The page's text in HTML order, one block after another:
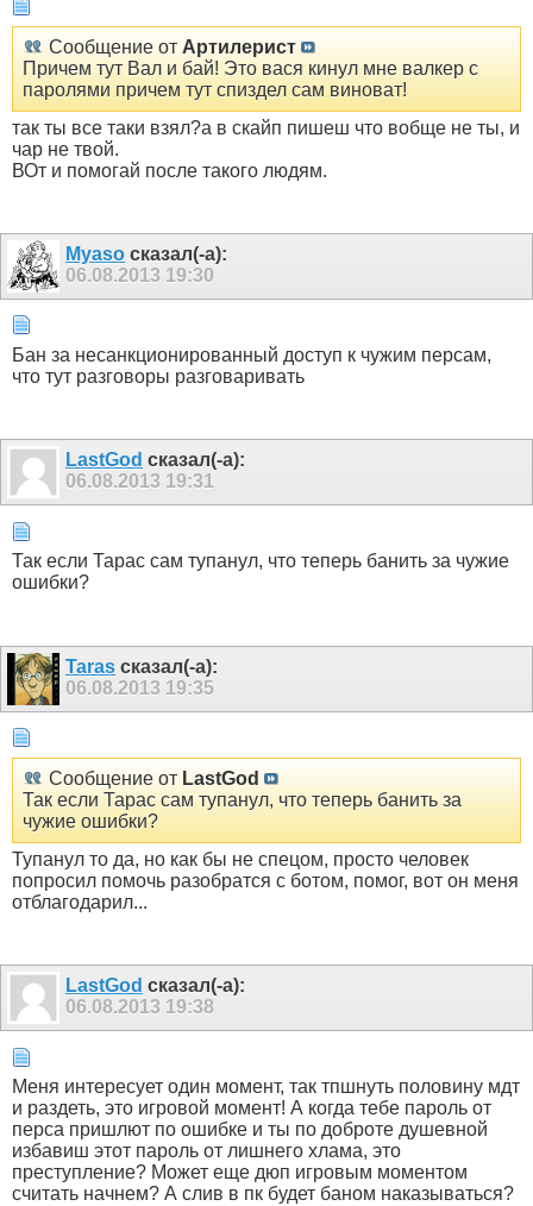
Сообщение от Артилерист
Причем тут Вал и бай! Это вася кинул мне валкер с
паролями причем тут спиздел сам виноват!
так ты все таки взял?а в скайп пишеш что вобще не ты, и
чар не твой.
ВОт и помогай после такого людям.
Myaso сказал(-а):
06.08.2013 19:30
Бан за несанкционированный доступ к чужим персам,
что тут разговоры разговаривать
LastGod сказал(-а):
06.08.2013 19:31
Так если Тарас сам тупанул, что теперь банить за чужие
ошибки?
Taras сказал(-а):
06.08.2013 19:35
Сообщение от LastGod
Так если Тарас сам тупанул, что теперь банить за
чужие ошибки?
Тупанул то да, но как бы не спецом, просто человек
попросил помочь разобратся с ботом, помог, вот он меня
отблагодарил...
LastGod сказал(-а):
06.08.2013 19:38
Меня интересует один момент, так тпшнуть половину мдт
и раздеть, это игровой момент! А когда тебе пароль от
перса пришлют по ошибке и ты по доброте душевной
избавиш этот пароль от лишнего хлама, это
преступление? Может еще дюп игровым моментом
считать начнем? А слив в пк будет баном наказываться?